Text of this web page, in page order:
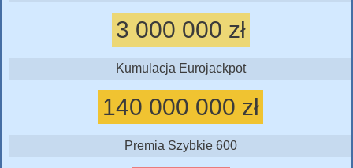
3 000 000 zł
Kumulacja Eurojackpot
140 000 000 zł
Premia Szybkie 600